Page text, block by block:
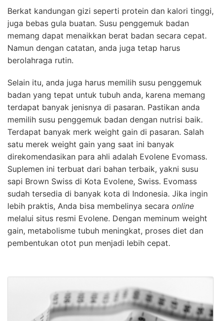
Berkat kandungan gizi seperti protein dan kalori tinggi,
juga bebas gula buatan. Susu penggemuk badan
memang dapat menaikkan berat badan secara cepat.
Namun dengan catatan, anda juga tetap harus
berolahraga rutin.
Selain itu, anda juga harus memilih susu penggemuk
badan yang tepat untuk tubuh anda, karena memang
terdapat banyak jenisnya di pasaran. Pastikan anda
memilih susu penggemuk badan dengan nutrisi baik.
Terdapat banyak merk weight gain di pasaran. Salah
satu merek weight gain yang saat ini banyak
direkomendasikan para ahli adalah Evolene Evomass.
Suplemen ini terbuat dari bahan terbaik, yakni susu
sapi Brown Swiss di Kota Evolene, Swiss. Evomass
sudah tersedia di banyak kota di Indonesia. Jika ingin
lebih praktis, Anda bisa membelinya secara online
melalui situs resmi Evolene. Dengan meminum weight
gain, metabolisme tubuh meningkat, proses diet dan
pembentukan otot pun menjadi lebih cepat.